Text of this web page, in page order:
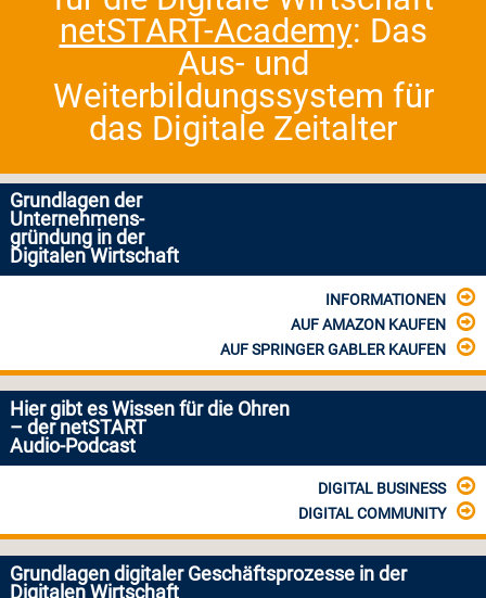
netSTART-Academy: Das
Aus- und
Weiterbildungssystem für
das Digitale Zeitalter
Grundlagen der
Unternehmens-
gründung in der
Digitalen Wirtschaft
INFORMATIONEN
AUF AMAZON KAUFEN
AUF SPRINGER GABLER KAUFEN
Hier gibt es Wissen für die Ohren
– der netSTART
Audio-Podcast
DIGITAL BUSINESS
DIGITAL COMMUNITY
Grundlagen digitaler Geschäftsprozesse in der
Digitalen Wirtschaft